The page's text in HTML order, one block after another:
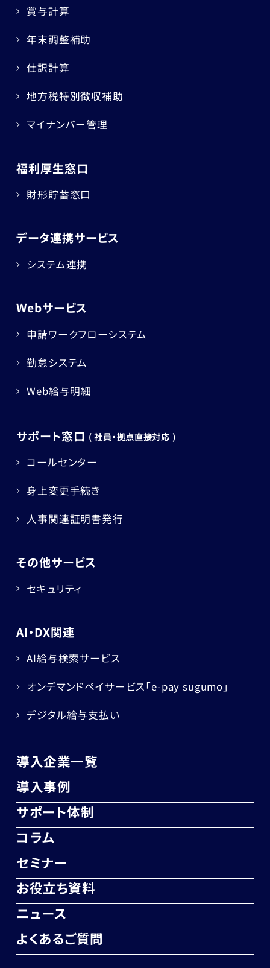
賞与計算
年末調整補助
仕訳計算
地方税特別徴収補助
マイナンバー管理
福利厚生窓口
財形貯蓄窓口
データ連携サービス
システム連携
Webサービス
申請ワークフローシステム
勤怠システム
Web給与明細
サポート窓口 ( 社員・拠点直接対応 )
コールセンター
身上変更手続き
人事関連証明書発行
その他サービス
セキュリティ
AI・DX関連
AI給与検索サービス
オンデマンドペイサービス「e-pay sugumo」
デジタル給与支払い
導入企業一覧
導入事例
サポート体制
コラム
セミナー
お役立ち資料
ニュース
よくあるご質問